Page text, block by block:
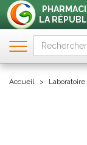
LA
Accueil Laboratoire